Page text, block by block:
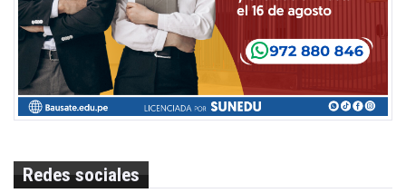
Redes sociales